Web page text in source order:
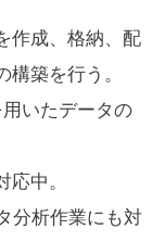
作成、格納、配
築を行う。
いたデータの
中。
分析作業にも対